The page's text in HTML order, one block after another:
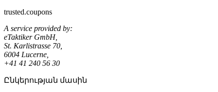
trusted.coupons
A service provided by:
eTaktiker GmbH,
St. Karlistrasse 70,
6004 Lucerne,
+41 41 240 56 30
Ընկերության մասին